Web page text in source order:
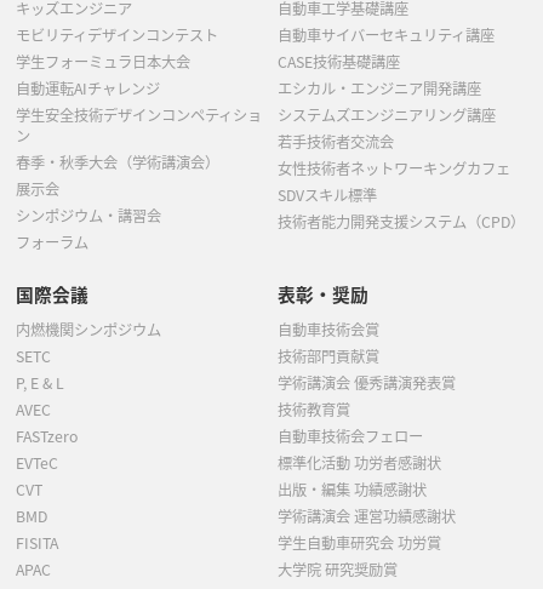
キッズエンジニア
モビリティデザインコンテスト
学生フォーミュラ日本大会
自動運転AIチャレンジ
学生安全技術デザインコンペティショ
ン
春季・秋季大会（学術講演会）
展示会
シンポジウム・講習会
フォーラム
自動車工学基礎講座
自動車サイバーセキュリティ講座
CASE技術基礎講座
エシカル・エンジニア開発講座
システムズエンジニアリング講座
若手技術者交流会
女性技術者ネットワーキングカフェ
SDVスキル標準
技術者能力開発支援システム（CPD）
国際会議
内燃機関シンポジウム
SETC
P, E & L
AVEC
FASTzero
EVTeC
CVT
BMD
FISITA
APAC
表彰・奨励
自動車技術会賞
技術部門貢献賞
学術講演会 優秀講演発表賞
技術教育賞
自動車技術会フェロー
標準化活動 功労者感謝状
出版・編集 功績感謝状
学術講演会 運営功績感謝状
学生自動車研究会 功労賞
大学院 研究奨励賞